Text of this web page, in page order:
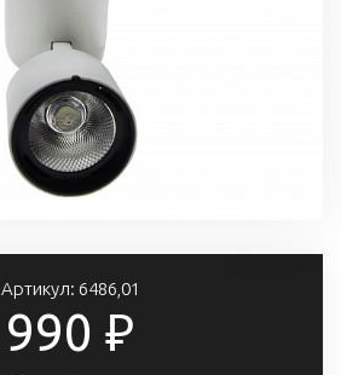
Артикул: 6486,01
990 ₽